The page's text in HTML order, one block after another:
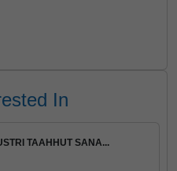
In
TAAHHUT SANA...